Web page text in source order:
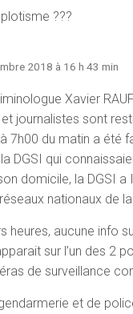
???
2018 à 16 h 43 min
Xavier
journalistes sont
7h00 du matin a été
DGSI qui
domicile, la DGSI a
nationaux de
heures, aucune info
sur l’un des 2
de surveillance
et de